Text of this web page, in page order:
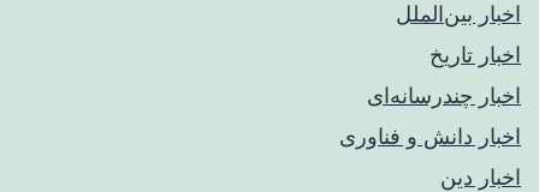
اخبار بین‌الملل
اخبار تاریخ
اخبار چندرسانه‌ای
اخبار دانش و فناوری
اخبار دین